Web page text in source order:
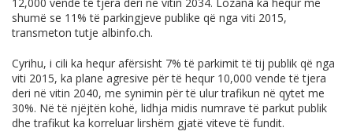
shumë se 11% të parkingjeve publike që nga viti 2015,
transmeton tutje albinfo.ch.
Cyrihu, i cili ka hequr afërsisht 7% të parkimit të tij publik që nga
viti 2015, ka plane agresive për të hequr 10,000 vende të tjera
deri në vitin 2040, me synimin për të ulur trafikun në qytet me
30%. Në të njëjtën kohë, lidhja midis numrave të parkut publik
dhe trafikut ka korreluar lirshëm gjatë viteve të fundit.